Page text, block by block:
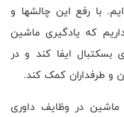
با رفع این چالشها و
که یادگیری ماشین
بسکتبال ایفا کند و در
و طرفداران کمک کند.
ماشین در وظایف داوری